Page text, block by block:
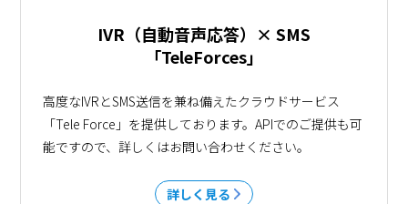
IVR（自動音声応答）× SMS
「TeleForces」
高度なIVRとSMS送信を兼ね備えたクラウドサービス
「Tele Force」を提供しております。APIでのご提供も可
能ですので、詳しくはお問い合わせください。
詳しく見る